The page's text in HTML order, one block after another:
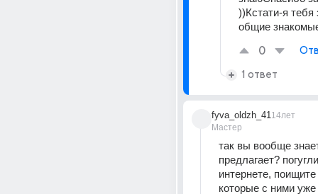
))Кстати-я тебя
общие
0
1 ответ
fyva_oldzh_41
Мастер
14лет
так вы вообще
предлагает?
интернете,
которые с ними уже